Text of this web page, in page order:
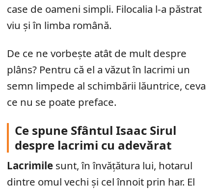
case de oameni simpli. Filocalia l-a păstrat
viu și în limba română.
De ce ne vorbește atât de mult despre
plâns? Pentru că el a văzut în lacrimi un
semn limpede al schimbării lăuntrice, ceva
ce nu se poate preface.
Ce spune Sfântul Isaac Sirul
despre lacrimi cu adevărat
Lacrimile sunt, în învățătura lui, hotarul
dintre omul vechi și cel înnoit prin har. El